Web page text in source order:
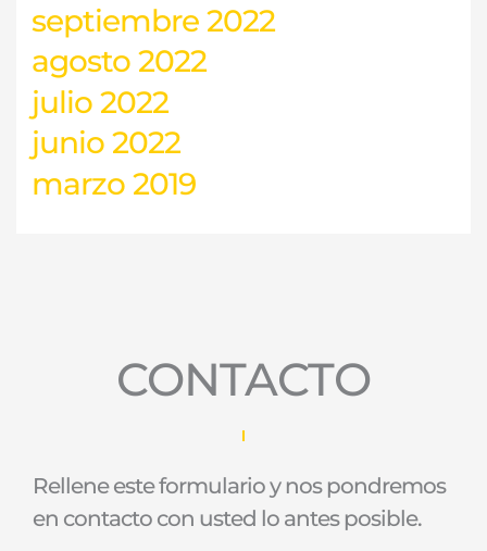
septiembre 2022
agosto 2022
julio 2022
junio 2022
marzo 2019
CONTACTO
Rellene este formulario y nos pondremos
en contacto con usted lo antes posible.